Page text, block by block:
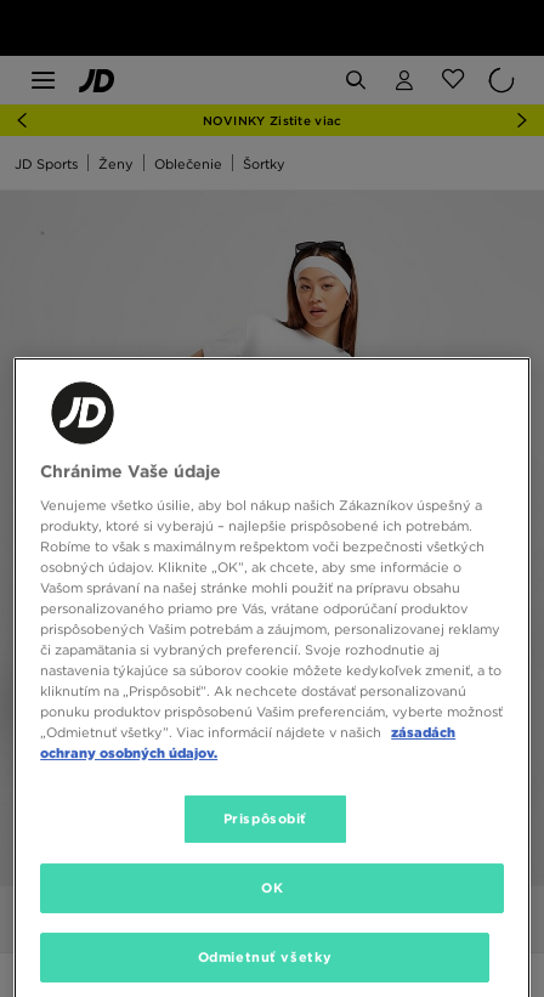
NOVINKY Zistite viac
JD Sports Ženy Oblečenie Šortky
ONLY AT JD
Chránime Vaše údaje
Venujeme všetko úsilie, aby bol nákup našich Zákazníkov úspešný a
produkty, ktoré si vyberajú – najlepšie prispôsobené ich potrebám.
Robíme to však s maximálnym rešpektom voči bezpečnosti všetkých
osobných údajov. Kliknite „OK”, ak chcete, aby sme informácie o
Vašom správaní na našej stránke mohli použiť na prípravu obsahu
personalizovaného priamo pre Vás, vrátane odporúčaní produktov
prispôsobených Vašim potrebám a záujmom, personalizovanej reklamy
či zapamätania si vybraných preferencií. Svoje rozhodnutie aj
nastavenia týkajúce sa súborov cookie môžete kedykoľvek zmeniť, a to
kliknutím na „Prispôsobiť”. Ak nechcete dostávať personalizovanú
ponuku produktov prispôsobenú Vašim preferenciám, vyberte možnosť
„Odmietnuť všetky”. Viac informácií nájdete v našich
zásadách
ochrany osobných údajov.
Prispôsobiť
Odmietnuť všetky
OK